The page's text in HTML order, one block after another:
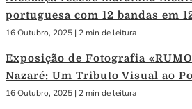
portuguesa com 12 bandas em
16 Outubro, 2025 | 2 min de leitura
Exposição de Fotografia
Nazaré: Um Tributo Visual ao
16 Outubro, 2025 | 2 min de leitura